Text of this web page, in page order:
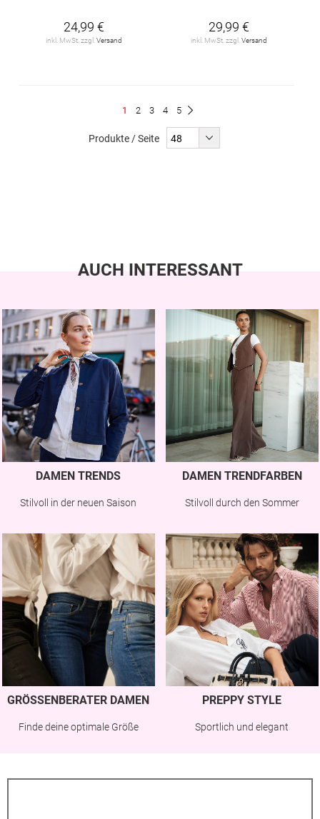
24,99 €
inkl. MwSt. zzgl. Versand
29,99 €
inkl. MwSt. zzgl. Versand
Du
1 Seite
2 Seite
3 Seite
4 Seite
5
Produkte / Seite
AUCH INTERESSANT
DAMEN TRENDS
Stilvoll in der neuen Saison
DAMEN TRENDFARBEN
Stilvoll durch den Sommer
GRÖSSENBERATER DAMEN
Finde deine optimale Größe
PREPPY STYLE
Sportlich und elegant